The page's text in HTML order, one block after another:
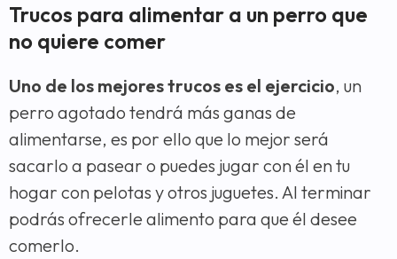
Trucos para alimentar a un perro que
no quiere comer
Uno de los mejores trucos es el ejercicio, un
perro agotado tendrá más ganas de
alimentarse, es por ello que lo mejor será
sacarlo a pasear o puedes jugar con él en tu
hogar con pelotas y otros juguetes. Al terminar
podrás ofrecerle alimento para que él desee
comerlo.